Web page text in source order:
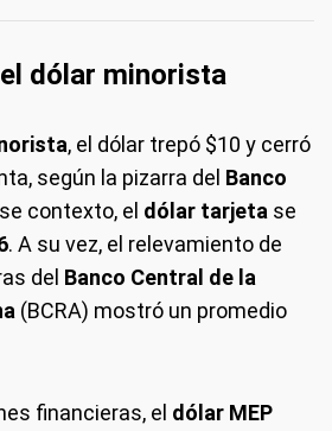
dólar minorista
, el dólar trepó $10 y cerró
según la pizarra del Banco
contexto, el dólar tarjeta se
. A su vez, el relevamiento de
del Banco Central de la
(BCRA) mostró un promedio
financieras, el dólar MEP